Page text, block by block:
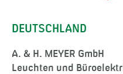
DEUTSCHLAND
A. & H. MEYER GmbH
Leuchten und